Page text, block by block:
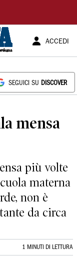
ACCEDI
SEGUICI SU DISCOVER
mensa
più volte
materna
non è
da circa
1 MINUTI DI LETTURA